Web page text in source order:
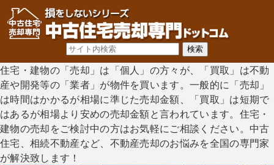
住宅・建物の「売却」は「個人」の方々が、「買取」は不動
産や開発等の「業者」が物件を買います。一般的に「売却」
は時間はかかるが相場に準じた売却金額、「買取」は短期で
はあるが相場より安めの売却金額と言われています。住宅・
建物の売却をご検討中の方はお気軽にご相談ください。中古
住宅、相続不動産など、不動産売却のお悩みを全国の専門家
が解決致します！